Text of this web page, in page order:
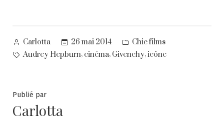
Posted
by
Carlotta 26 mai 2014
Posted
in
Chic films
Tags:
Audrey Hepburn, cinéma, Givenchy,icône
Publié par
Carlotta